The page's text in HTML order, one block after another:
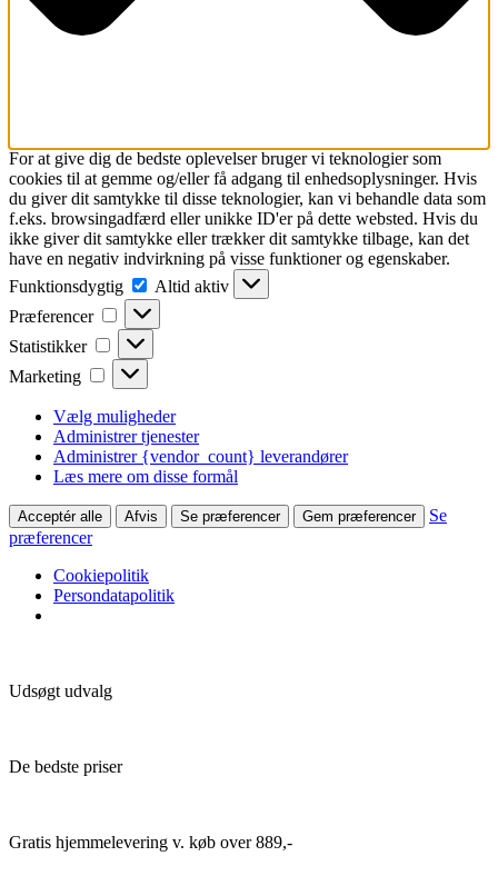
For at give dig de bedste oplevelser bruger vi teknologier som
cookies til at gemme og/eller få adgang til enhedsoplysninger. Hvis
du giver dit samtykke til disse teknologier, kan vi behandle data som
f.eks. browsingadfærd eller unikke ID'er på dette websted. Hvis du
ikke giver dit samtykke eller trækker dit samtykke tilbage, kan det
have en negativ indvirkning på visse funktioner og egenskaber.
Funktionsdygtig
Funktionsdygtig
Altid aktiv
Præferencer
Præferencer
Statistikker Statistikker
Marketing Marketing
Vælg muligheder
Administrer tjenester
Administrer {vendor_count} leverandører
Læs mere om disse formål
Acceptér alle Afvis Se præferencer Gem præferencer
Se
præferencer
Cookiepolitik
Persondatapolitik
Udsøgt udvalg
De bedste priser
Gratis hjemmelevering v. køb over 889,-